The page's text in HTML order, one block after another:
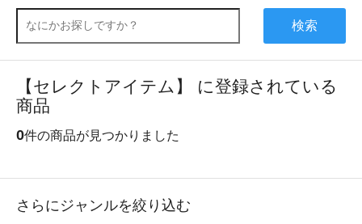
検索
【セレクトアイテム】 に登録されている
商品
0件の商品が見つかりました
さらにジャンルを絞り込む